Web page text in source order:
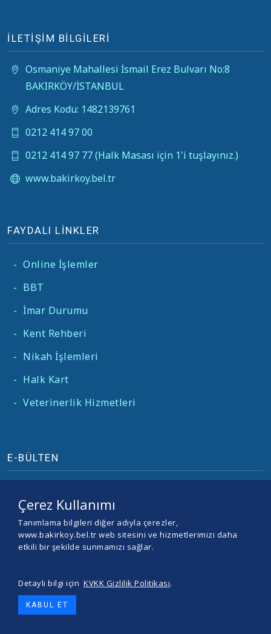
İLETİŞİM BİLGİLERİ
Osmaniye Mahallesi İsmail Erez Bulvarı No:8
BAKIRKÖY/İSTANBUL
Adres Kodu: 1482139761
0212 414 97 00
0212 414 97 77 (Halk Masası için 1'i tuşlayınız.)
www.bakirkoy.bel.tr
FAYDALI LİNKLER
- Online İşlemler
- BBT
- İmar Durumu
- Kent Rehberi
- Nikah İşlemleri
- Halk Kart
- Veterinerlik Hizmetleri
E-BÜLTEN
© 2026 BAKIRKÖY BELEDİYESİ -
Çerez Kullanımı
Tanımlama bilgileri diğer adıyla çerezler,
www.bakirkoy.bel.tr web sitesini ve hizmetlerimizi daha
etkili bir şekilde sunmamızı sağlar.
Detaylı bilgi için KVKK Gizlilik Politikası.
KABUL ET